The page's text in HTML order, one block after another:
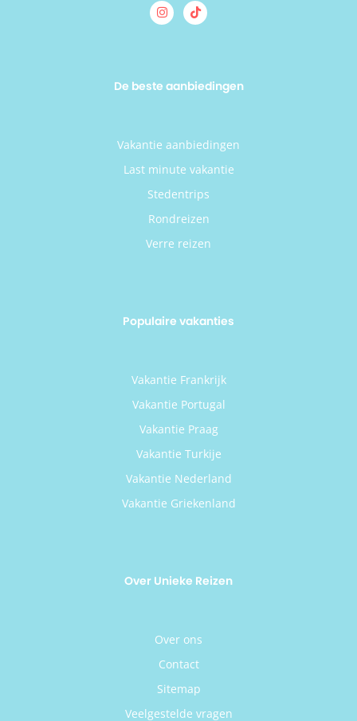
De beste aanbiedingen
Vakantie aanbiedingen
Last minute vakantie
Stedentrips
Rondreizen
Verre reizen
Populaire vakanties
Vakantie Frankrijk
Vakantie Portugal
Vakantie Praag
Vakantie Turkije
Vakantie Nederland
Vakantie Griekenland
Over Unieke Reizen
Over ons
Contact
Sitemap
Veelgestelde vragen